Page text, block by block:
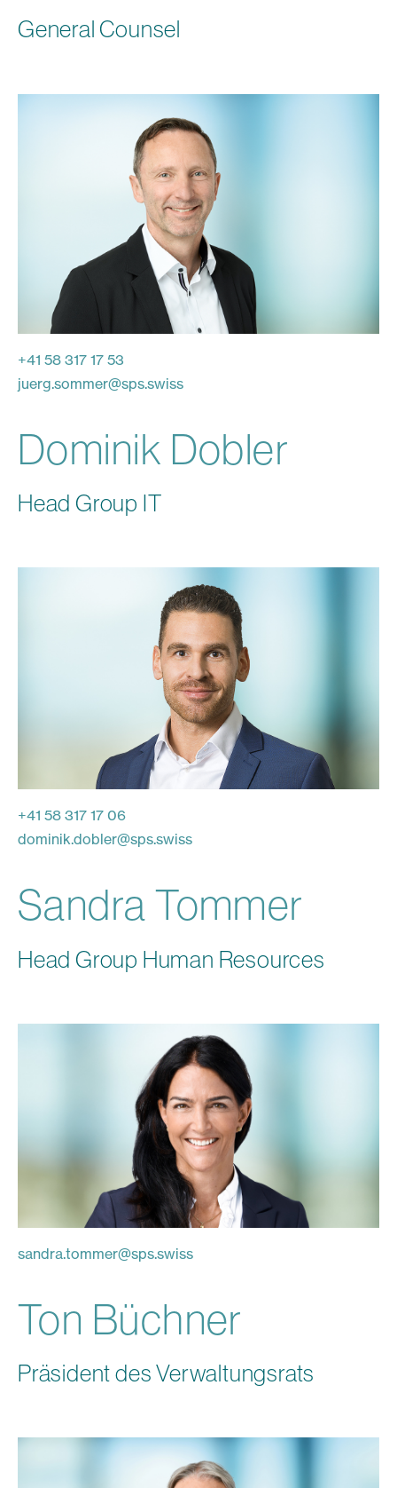
General Counsel
+41 58 317 17 53
juerg.sommer@sps.swiss
Dominik Dobler
Head Group IT
+41 58 317 17 06
dominik.dobler@sps.swiss
Sandra Tommer
Head Group Human Resources
sandra.tommer@sps.swiss
Ton Büchner
Präsident des Verwaltungsrats